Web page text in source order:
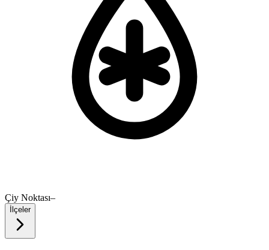
Çiy Noktası–
İlçeler